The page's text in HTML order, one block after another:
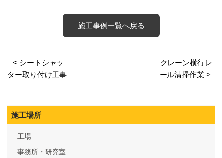
施工事例一覧へ戻る
< シートシャッ
ター取り付け工事
クレーン横行レ
ール清掃作業 >
施工場所
工場
事務所・研究室